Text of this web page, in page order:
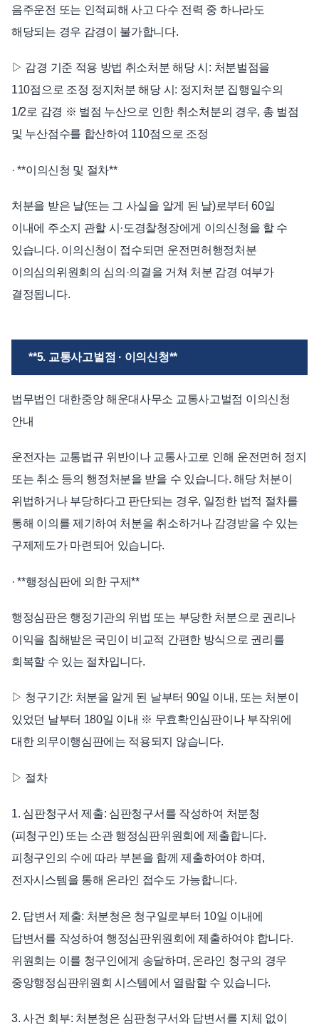
음주운전 또는 인적피해 사고 다수 전력 중 하나라도
해당되는 경우 감경이 불가합니다.
▷ 감경 기준 적용 방법 취소처분 해당 시: 처분벌점을
110점으로 조정 정지처분 해당 시: 정지처분 집행일수의
1/2로 감경 ※ 벌점 누산으로 인한 취소처분의 경우, 총 벌점
및 누산점수를 합산하여 110점으로 조정
· **이의신청 및 절차**
처분을 받은 날(또는 그 사실을 알게 된 날)로부터 60일
이내에 주소지 관할 시·도경찰청장에게 이의신청을 할 수
있습니다. 이의신청이 접수되면 운전면허행정처분
이의심의위원회의 심의·의결을 거쳐 처분 감경 여부가
결정됩니다.
**5. 교통사고벌점 · 이의신청**
법무법인 대한중앙 해운대사무소 교통사고벌점 이의신청
안내
운전자는 교통법규 위반이나 교통사고로 인해 운전면허 정지
또는 취소 등의 행정처분을 받을 수 있습니다. 해당 처분이
위법하거나 부당하다고 판단되는 경우, 일정한 법적 절차를
통해 이의를 제기하여 처분을 취소하거나 감경받을 수 있는
구제제도가 마련되어 있습니다.
· **행정심판에 의한 구제**
행정심판은 행정기관의 위법 또는 부당한 처분으로 권리나
이익을 침해받은 국민이 비교적 간편한 방식으로 권리를
회복할 수 있는 절차입니다.
▷ 청구기간: 처분을 알게 된 날부터 90일 이내, 또는 처분이
있었던 날부터 180일 이내 ※ 무효확인심판이나 부작위에
대한 의무이행심판에는 적용되지 않습니다.
▷ 절차
1. 심판청구서 제출: 심판청구서를 작성하여 처분청
(피청구인) 또는 소관 행정심판위원회에 제출합니다.
피청구인의 수에 따라 부본을 함께 제출하여야 하며,
전자시스템을 통해 온라인 접수도 가능합니다.
2. 답변서 제출: 처분청은 청구일로부터 10일 이내에
답변서를 작성하여 행정심판위원회에 제출하여야 합니다.
위원회는 이를 청구인에게 송달하며, 온라인 청구의 경우
중앙행정심판위원회 시스템에서 열람할 수 있습니다.
3. 사건 회부: 처분청은 심판청구서와 답변서를 지체 없이